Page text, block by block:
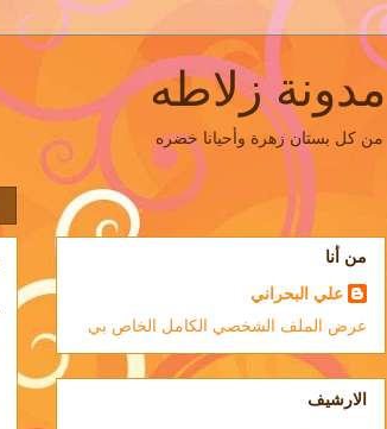
مدونة زلاطه
من كل بستان زهرة وأحيانا خضره
من أنا
علي البحراني
عرض الملف الشخصي الكامل الخاص بي
الارشيف